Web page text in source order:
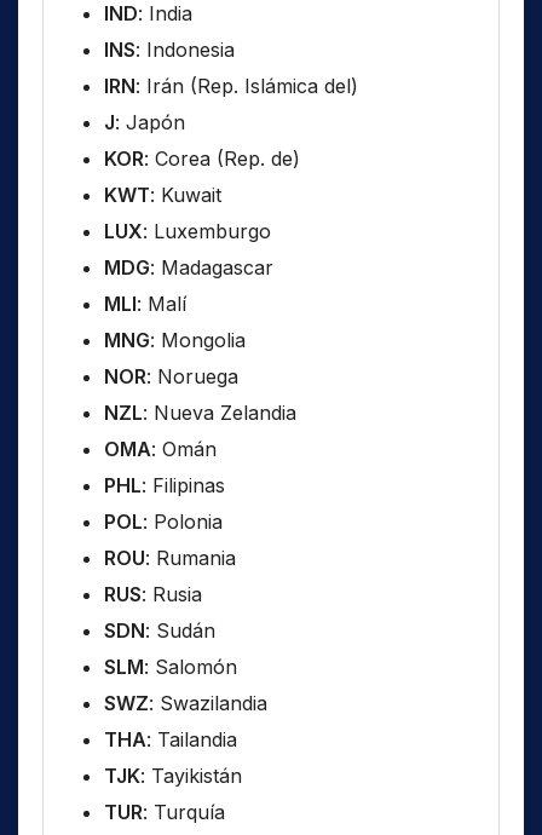
IND: India
INS: Indonesia
IRN: Irán (Rep. Islámica del)
J: Japón
KOR: Corea (Rep. de)
KWT: Kuwait
LUX: Luxemburgo
MDG: Madagascar
MLI: Malí
MNG: Mongolia
NOR: Noruega
NZL: Nueva Zelandia
OMA: Omán
PHL: Filipinas
POL: Polonia
ROU: Rumania
RUS: Rusia
SDN: Sudán
SLM: Salomón
SWZ: Swazilandia
THA: Tailandia
TJK: Tayikistán
TUR: Turquía